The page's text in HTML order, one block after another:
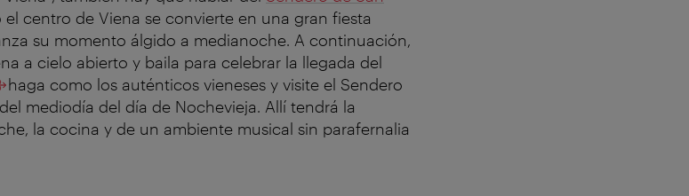
centro de Viena se convierte en una gran fiesta
su momento álgido a medianoche. A continuación,
a cielo abierto y baila para celebrar la llegada del
haga como los auténticos vieneses y visite el Sendero
mediodía del día de Nochevieja. Allí tendrá la
la cocina y de un ambiente musical sin parafernalia